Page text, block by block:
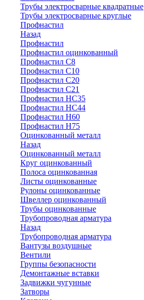
Трубы электросварные квадратные
Трубы электросварные круглые
Профнастил
Назад
Профнастил
Профнастил оцинкованный
Профнастил С8
Профнастил С10
Профнастил С20
Профнастил С21
Профнастил НС35
Профнастил НС44
Профнастил Н60
Профнастил Н75
Оцинкованный металл
Назад
Оцинкованный металл
Круг оцинкованный
Полоса оцинкованная
Листы оцинкованные
Рулоны оцинкованные
Швеллер оцинкованный
Трубы оцинкованные
Трубопроводная арматура
Назад
Трубопроводная арматура
Вантузы воздушные
Вентили
Группы безопасности
Демонтажные вставки
Задвижки чугунные
Затворы